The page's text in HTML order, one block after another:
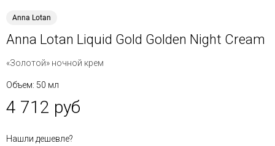
Anna Lotan
Anna Lotan Liquid Gold Golden Night Cream
«Золотой» ночной крем
Объем: 50 мл
4 712 руб
Нашли дешевле?